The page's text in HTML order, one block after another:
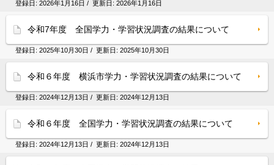
登録日: 2026年1月16日 / 更新日: 2026年1月16日
令和7年度 全国学力・学習状況調査の結果について
登録日: 2025年10月30日 / 更新日: 2025年10月30日
令和６年度 横浜市学力・学習状況調査の結果について
登録日: 2024年12月13日 / 更新日: 2024年12月13日
令和６年度 全国学力・学習状況調査の結果について
登録日: 2024年12月13日 / 更新日: 2024年12月13日